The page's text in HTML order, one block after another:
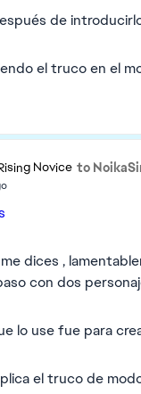
de
el truco en el
Novice to
dices ,
con dos
lo use fue para
el truco de